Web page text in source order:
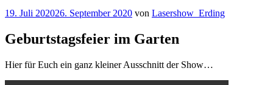
Veröffentlicht
19. Juli 202026. September 2020 von Lasershow_Erding
Geburtstagsfeier im Garten
Hier für Euch ein ganz kleiner Ausschnitt der Show…